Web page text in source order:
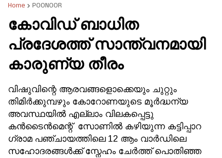
Home POONOOR
കോവിഡ് ബാധിത
പ്രദേശത്ത് സാന്ത്വനമായി
കാരുണ്യ തീരം
വിഷുവിന്റെ ആരവങ്ങളൊക്കെയും ചുറ്റും
തിമിർക്കുമ്പഴും കോറോണയുടെ മൂർദ്ധന്യ
അവസ്ഥയിൽ എല്ലാം വിലകപ്പെട്ടു
കൻടൈൻമെന്റ് സോണിൽ കഴിയുന്ന കട്ടിപ്പാറ
ഗ്രാമ പഞ്ചായത്തിലെ 12 ആം വാർഡിലെ
സഹോദരങ്ങൾക്ക് സ്നേഹം ചേർത്ത് പൊതിഞ്ഞ